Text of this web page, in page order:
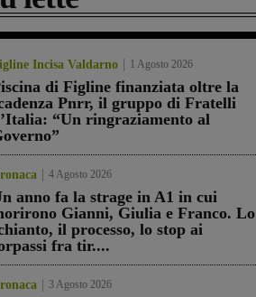
Incisa Valdarno 1 Agosto 2026
di Figline finanziata oltre la
Pnrr, il gruppo di Fratelli
“Un ringraziamento al
4 Agosto 2026
anno fa la strage in A1 in cui
Gianni, Giulia e Franco. Lo
il processo, lo stop ai
fra tir....
3 Agosto 2026